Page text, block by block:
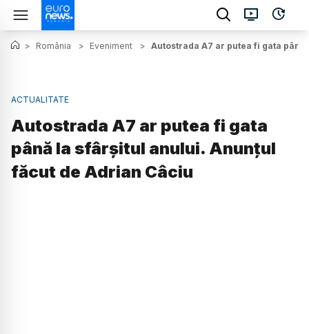
> România > Eveniment > Autostrada A7 ar putea fi gata
ACTUALITATE
Autostrada A7 ar putea fi gata
până la sfârșitul anului. Anunțul
făcut de Adrian Câciu